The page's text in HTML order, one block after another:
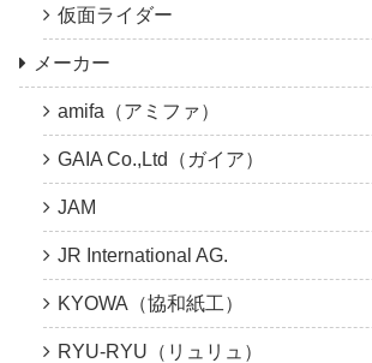
仮面ライダー
メーカー
amifa（アミファ）
GAIA Co.,Ltd（ガイア）
JAM
JR International AG.
KYOWA（協和紙工）
RYU-RYU（リュリュ）